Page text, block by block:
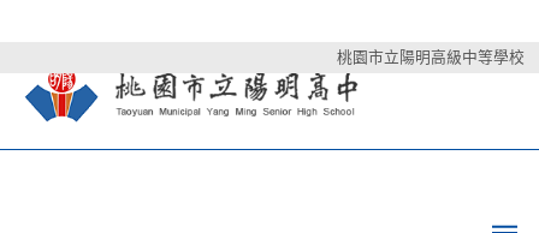
桃園市立陽明高級中等學校